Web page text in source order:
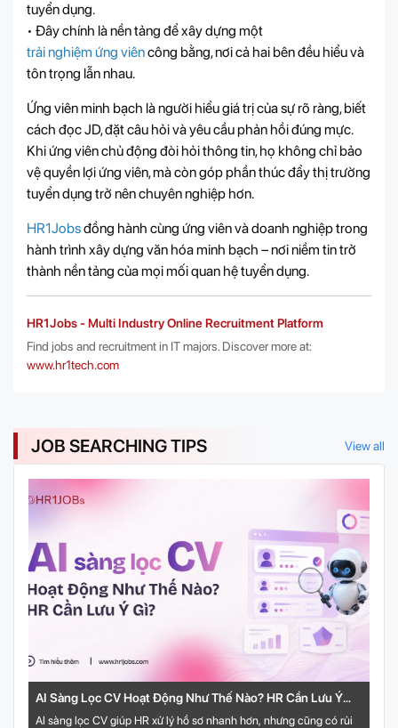
tuyển dụng.
• Đây chính là nền tảng để xây dựng một
trải nghiệm ứng viêncông bằng, nơi cả hai bên đều hiểu và
tôn trọng lẫn nhau.
Ứng viên minh bạch là người hiểu giá trị của sự rõ ràng, biết
cách đọc JD, đặt câu hỏi và yêu cầu phản hồi đúng mực.
Khi ứng viên chủ động đòi hỏi thông tin, họ không chỉ bảo
vệ quyền lợi ứng viên, mà còn góp phần thúc đẩy thị trường
tuyển dụng trở nên chuyên nghiệp hơn.
HR1Jobsđồng hành cùng ứng viên và doanh nghiệp trong
hành trình xây dựng văn hóa minh bạch – nơi niềm tin trở
thành nền tảng của mọi mối quan hệ tuyển dụng.
HR1Jobs - Multi Industry Online Recruitment Platform
Find jobs and recruitment in IT majors. Discover more at:
www.hr1tech.com
JOB SEARCHING TIPS View all
AI Sàng Lọc CV Hoạt Động Như Thế Nào? HR Cần Lưu Ý
Gì?
AI sàng lọc CV giúp HR xử lý hồ sơ nhanh hơn, nhưng cũng có rủi